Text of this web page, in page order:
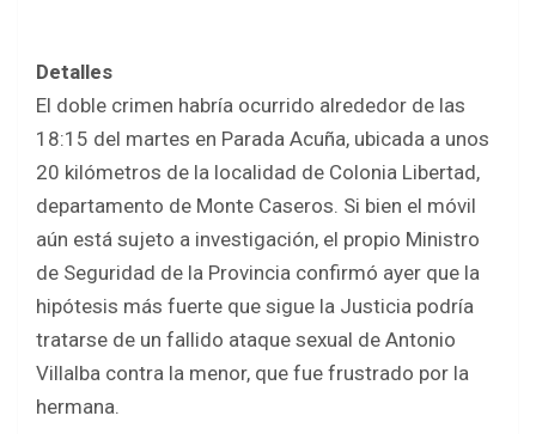
Detalles
El doble crimen habría ocurrido alrededor de las
18:15 del martes en Parada Acuña, ubicada a unos
20 kilómetros de la localidad de Colonia Libertad,
departamento de Monte Caseros. Si bien el móvil
aún está sujeto a investigación, el propio Ministro
de Seguridad de la Provincia confirmó ayer que la
hipótesis más fuerte que sigue la Justicia podría
tratarse de un fallido ataque sexual de Antonio
Villalba contra la menor, que fue frustrado por la
hermana.